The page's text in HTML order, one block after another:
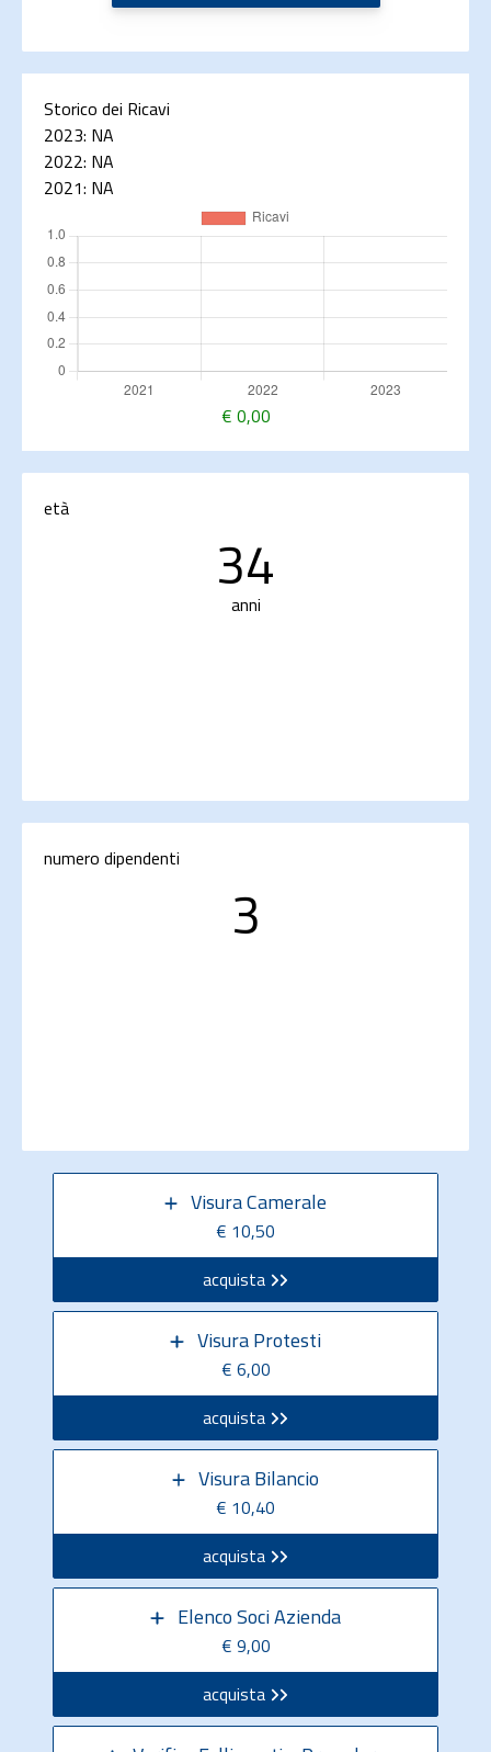
Storico dei Ricavi
2023: NA
2022: NA
2021: NA
€ 0,00
età
34
anni
numero dipendenti
3
Visura Camerale
€ 10,50
acquista
Visura Protesti
€ 6,00
acquista
Visura Bilancio
€ 10,40
acquista
Elenco Soci Azienda
€ 9,00
acquista